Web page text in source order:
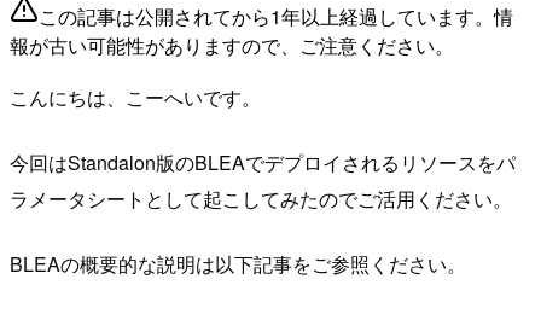
この記事は公開されてから1年以上経過しています。情
報が古い可能性がありますので、ご注意ください。
こんにちは、こーへいです。
今回はStandalon版のBLEAでデプロイされるリソースをパ
ラメータシートとして起こしてみたのでご活用ください。
BLEAの概要的な説明は以下記事をご参照ください。